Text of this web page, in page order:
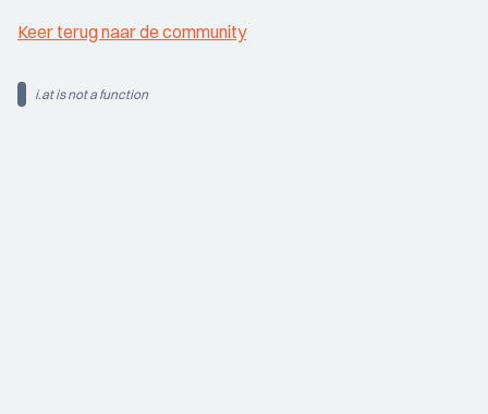
Keer terug naar de community
i.at is not a function